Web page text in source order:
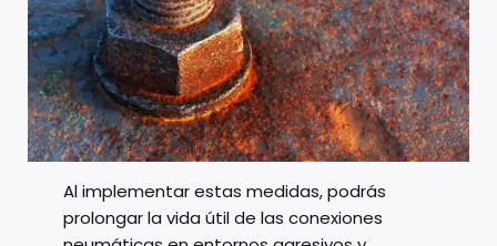
Al implementar estas medidas, podrás
prolongar la vida útil de las conexiones